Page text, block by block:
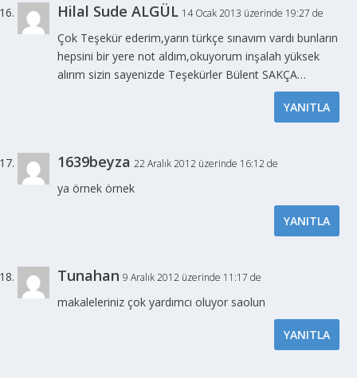
Hilal Sude ALGÜL 14 Ocak 2013 üzerinde 19:27 de
Çok Teşekür ederim,yarın türkçe sınavım vardı bunların
hepsini bir yere not aldım,okuyorum inşalah yüksek
alırım sizin sayenizde Teşekürler Bülent SAKÇA…
YANITLA
1639beyza 22 Aralık 2012 üzerinde 16:12 de
ya örnek örnek
YANITLA
Tunahan 9 Aralık 2012 üzerinde 11:17 de
makaleleriniz çok yardımcı oluyor saolun
YANITLA